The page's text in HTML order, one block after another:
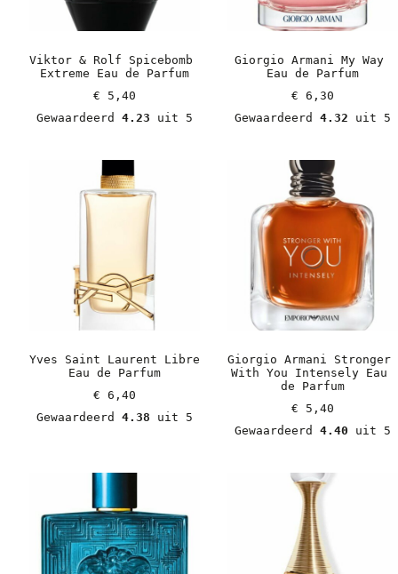
Viktor & Rolf Spicebomb
Extreme Eau de Parfum
€ 5,40
Gewaardeerd 4.23 uit 5
Giorgio Armani My Way
Eau de Parfum
€ 6,30
Gewaardeerd 4.32 uit 5
Yves Saint Laurent Libre
Eau de Parfum
€ 6,40
Gewaardeerd 4.38 uit 5
Giorgio Armani Stronger
With You Intensely Eau
de Parfum
€ 5,40
Gewaardeerd 4.40 uit 5